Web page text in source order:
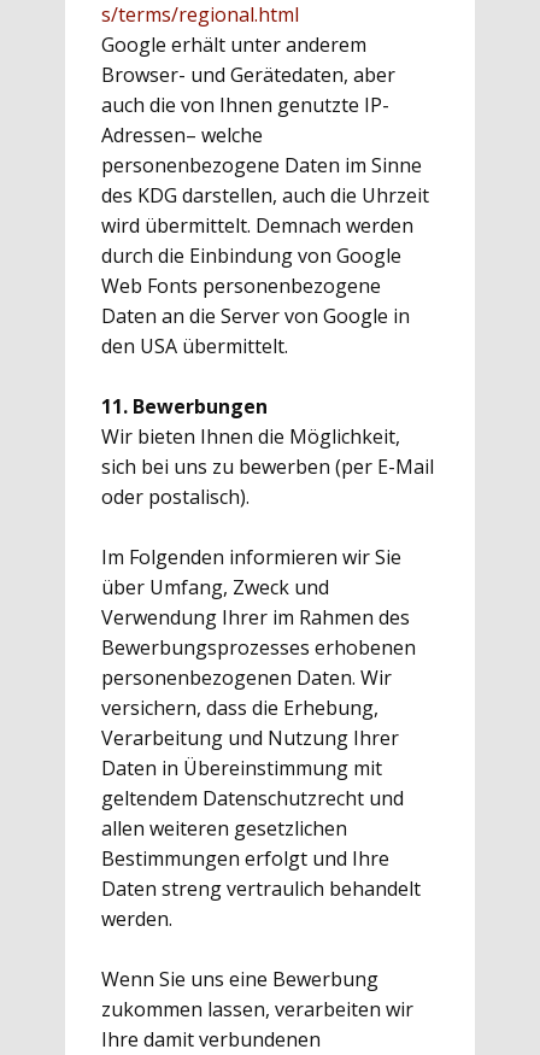
s/terms/regional.html
Google erhält unter anderem
Browser- und Gerätedaten, aber
auch die von Ihnen genutzte IP-
Adressen– welche
personenbezogene Daten im Sinne
des KDG darstellen, auch die Uhrzeit
wird übermittelt. Demnach werden
durch die Einbindung von Google
Web Fonts personenbezogene
Daten an die Server von Google in
den USA übermittelt.
11. Bewerbungen
Wir bieten Ihnen die Möglichkeit,
sich bei uns zu bewerben (per E-Mail
oder postalisch).
Im Folgenden informieren wir Sie
über Umfang, Zweck und
Verwendung Ihrer im Rahmen des
Bewerbungsprozesses erhobenen
personenbezogenen Daten. Wir
versichern, dass die Erhebung,
Verarbeitung und Nutzung Ihrer
Daten in Übereinstimmung mit
geltendem Datenschutzrecht und
allen weiteren gesetzlichen
Bestimmungen erfolgt und Ihre
Daten streng vertraulich behandelt
werden.
Wenn Sie uns eine Bewerbung
zukommen lassen, verarbeiten wir
Ihre damit verbundenen